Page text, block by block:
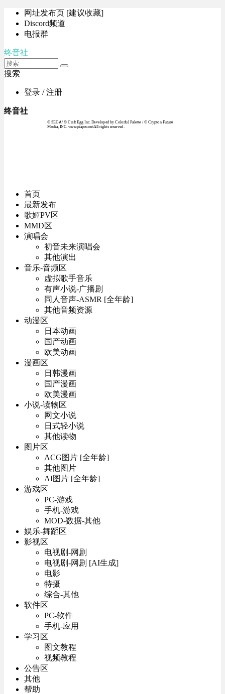
网址发布页 [建议收藏]
Discord频道
电报群
终音社
搜索
登录 / 注册
终音社
© SEGA / © Craft Egg Inc. Developed by Colorful Palette / © Crypton Future
Media, INC. www.piapro.netAll rights reserved.
首页
最新发布
歌姬PV区
MMD区
演唱会
初音未来演唱会
其他演出
音乐-音频区
虚拟歌手音乐
有声小说-广播剧
同人音声-ASMR [全年龄]
其他音频资源
动漫区
日本动画
国产动画
欧美动画
漫画区
日韩漫画
国产漫画
欧美漫画
小说-读物区
网文小说
日式轻小说
其他读物
图片区
ACG图片 [全年龄]
其他图片
AI图片 [全年龄]
游戏区
PC-游戏
手机-游戏
MOD-数据-其他
娱乐-舞蹈区
影视区
电视剧-网剧
电视剧-网剧 [AI生成]
电影
特摄
综合-其他
软件区
PC-软件
手机-应用
学习区
图文教程
视频教程
公告区
其他
帮助